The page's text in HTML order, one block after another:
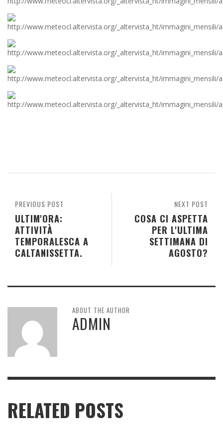
NEXT POST
COSA CI ASPETTA
PER L'ULTIMA
SETTIMANA DI
AGOSTO?
PREVIOUS POST
ULTIM'ORA:
ATTIVITÀ
TEMPORALESCA A
CALTANISSETTA.
ABOUT THE AUTHOR
ADMIN
RELATED POSTS